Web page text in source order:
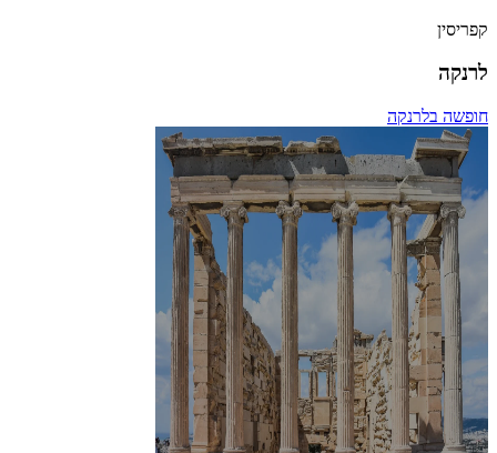
קפריסין
לרנקה
חופשה בלרנקה